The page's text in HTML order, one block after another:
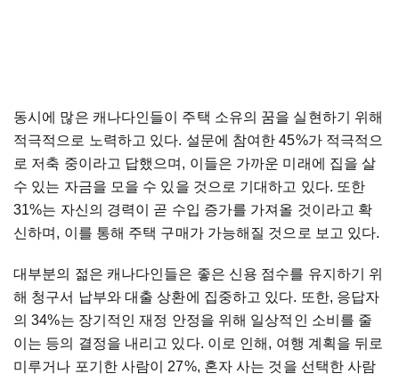
동시에 많은 캐나다인들이 주택 소유의 꿈을 실현하기 위해
적극적으로 노력하고 있다. 설문에 참여한 45%가 적극적으
로 저축 중이라고 답했으며, 이들은 가까운 미래에 집을 살
수 있는 자금을 모을 수 있을 것으로 기대하고 있다. 또한
31%는 자신의 경력이 곧 수입 증가를 가져올 것이라고 확
신하며, 이를 통해 주택 구매가 가능해질 것으로 보고 있다.
대부분의 젊은 캐나다인들은 좋은 신용 점수를 유지하기 위
해 청구서 납부와 대출 상환에 집중하고 있다. 또한, 응답자
의 34%는 장기적인 재정 안정을 위해 일상적인 소비를 줄
이는 등의 결정을 내리고 있다. 이로 인해, 여행 계획을 뒤로
미루거나 포기한 사람이 27%, 혼자 사는 것을 선택한 사람